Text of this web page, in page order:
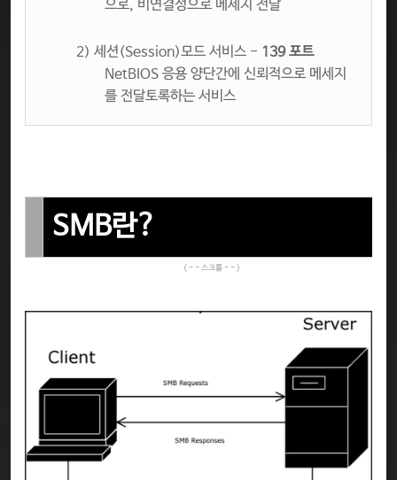
으로, 비연결성으로 메세지 전달
2) 세션(Session)모드 서비스 - 139 포트
NetBIOS 응용 양단간에 신뢰적으로 메세지
를 전달토록하는 서비스
SMB란?